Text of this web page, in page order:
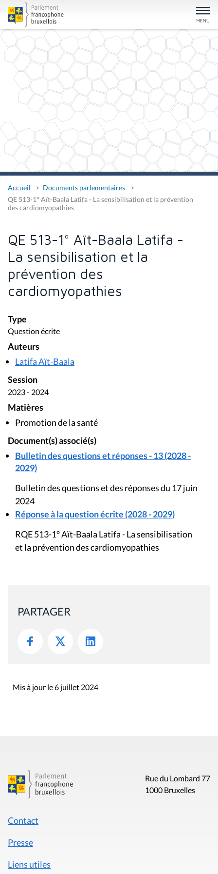
Accueil
Documents parlementaires
QE 513-1° Aït-Baala Latifa - La sensibilisation et la prévention
des cardiomyopathies
QE 513-1° Aït-Baala Latifa -
La sensibilisation et la
prévention des
cardiomyopathies
Type
Question écrite
Auteurs
Latifa Aït-Baala
Session
2023 - 2024
Matières
Promotion de la santé
Document(s) associé(s)
Bulletin des questions et réponses - 13 (2028 -
2029)
Bulletin des questions et des réponses du 17 juin
2024
Réponse à la question écrite (2028 - 2029)
RQE 513-1° Aït-Baala Latifa - La sensibilisation
et la prévention des cardiomyopathies
PARTAGER
Mis à jour le 6 juillet 2024
Rue du Lombard 77
1000 Bruxelles
Contact
Presse
Liens utiles